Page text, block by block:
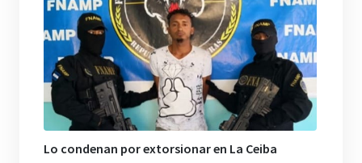
Lo condenan por extorsionar en La Ceiba